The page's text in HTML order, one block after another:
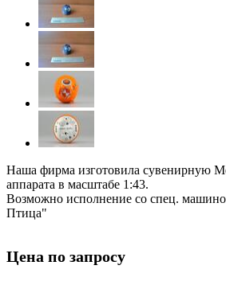
Наша фирма изготовила сувенирную
аппарата в масштабе 1:43.
Возможно исполнение со спец.
Птица"
Цена по запросу